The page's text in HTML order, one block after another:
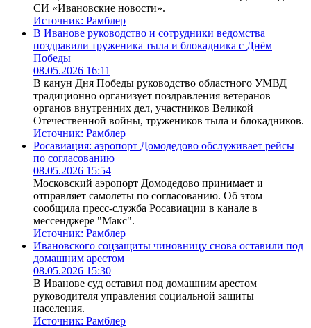
СИ «Ивановские новости».
Источник: Рамблер
В Иванове руководство и сотрудники ведомства
поздравили труженика тыла и блокадника с Днём
Победы
08.05.2026 16:11
В канун Дня Победы руководство областного УМВД
традиционно организует поздравления ветеранов
органов внутренних дел, участников Великой
Отечественной войны, тружеников тыла и блокадников.
Источник: Рамблер
Росавиация: аэропорт Домодедово обслуживает рейсы
по согласованию
08.05.2026 15:54
Московский аэропорт Домодедово принимает и
отправляет самолеты по согласованию. Об этом
сообщила пресс-служба Росавиации в канале в
мессенджере "Макс".
Источник: Рамблер
Ивановского соцзащиты чиновницу снова оставили под
домашним арестом
08.05.2026 15:30
В Иванове суд оставил под домашним арестом
руководителя управления социальной защиты
населения.
Источник: Рамблер